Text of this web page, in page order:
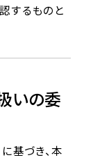
するものと
いの委
基づき、本